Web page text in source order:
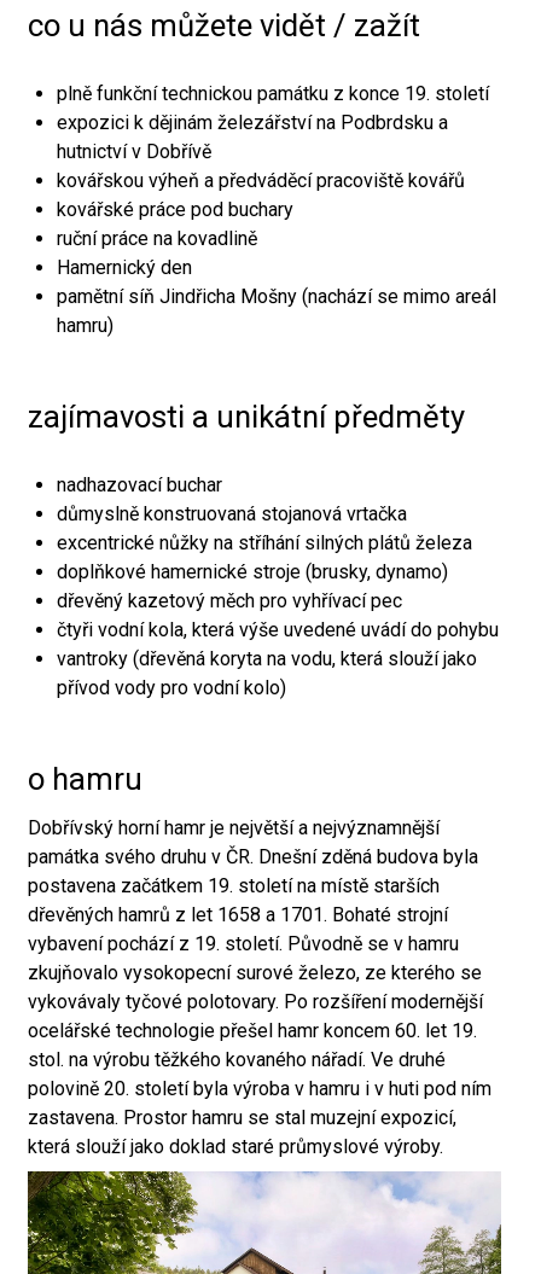
co u nás můžete vidět / zažít
plně funkční technickou památku z konce 19. století
expozici k dějinám železářství na Podbrdsku a
hutnictví v Dobřívě
kovářskou výheň a předváděcí pracoviště kovářů
kovářské práce pod buchary
ruční práce na kovadlině
Hamernický den
pamětní síň Jindřicha Mošny (nachází se mimo areál
hamru)
zajímavosti a unikátní předměty
nadhazovací buchar
důmyslně konstruovaná stojanová vrtačka
excentrické nůžky na stříhání silných plátů železa
doplňkové hamernické stroje (brusky, dynamo)
dřevěný kazetový měch pro vyhřívací pec
čtyři vodní kola, která výše uvedené uvádí do pohybu
vantroky (dřevěná koryta na vodu, která slouží jako
přívod vody pro vodní kolo)
o hamru
Dobřívský horní hamr je největší a nejvýznamnější
památka svého druhu v ČR. Dnešní zděná budova byla
postavena začátkem 19. století na místě starších
dřevěných hamrů z let 1658 a 1701. Bohaté strojní
vybavení pochází z 19. století. Původně se v hamru
zkujňovalo vysokopecní surové železo, ze kterého se
vykovávaly tyčové polotovary. Po rozšíření modernější
ocelářské technologie přešel hamr koncem 60. let 19.
stol. na výrobu těžkého kovaného nářadí. Ve druhé
polovině 20. století byla výroba v hamru i v huti pod ním
zastavena. Prostor hamru se stal muzejní expozicí,
která slouží jako doklad staré průmyslové výroby.